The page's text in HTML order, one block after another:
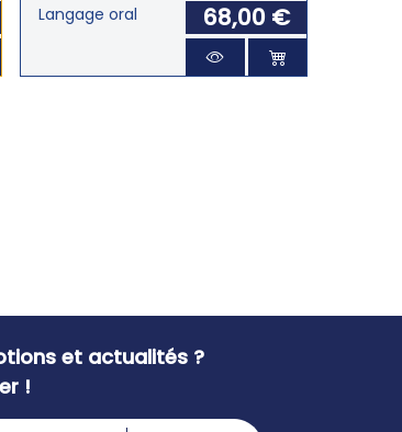
Langage oral 68,00 €
et actualités ?
!